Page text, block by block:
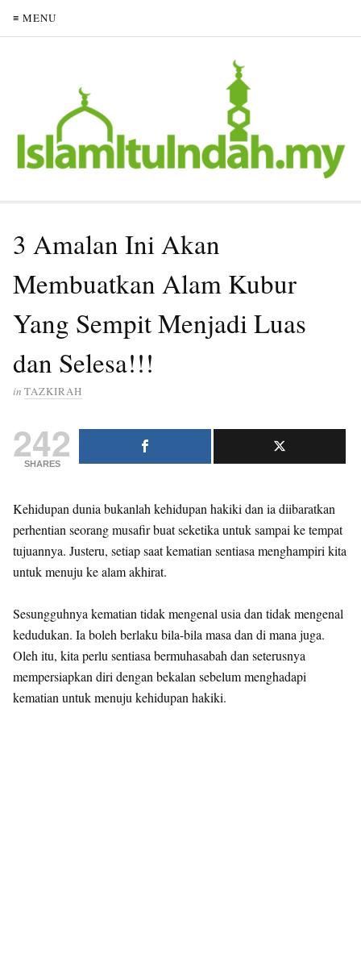
≡ MENU
3 Amalan Ini Akan
Membuatkan Alam Kubur
Yang Sempit Menjadi Luas
dan Selesa!!!
in TAZKIRAH
242
SHARES
Kehidupan dunia bukanlah kehidupan hakiki dan ia diibaratkan
perhentian seorang musafir buat seketika untuk sampai ke tempat
tujuannya. Justeru, setiap saat kematian sentiasa menghampiri kita
untuk menuju ke alam akhirat.
Sesungguhnya kematian tidak mengenal usia dan tidak mengenal
kedudukan. Ia boleh berlaku bila-bila masa dan di mana juga.
Oleh itu, kita perlu sentiasa bermuhasabah dan seterusnya
mempersiapkan diri dengan bekalan sebelum menghadapi
kematian untuk menuju kehidupan hakiki.